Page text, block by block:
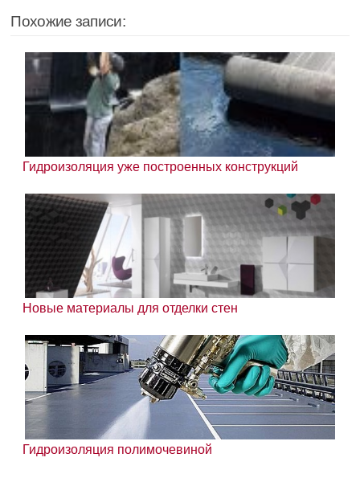
Похожие записи:
Гидроизоляция уже построенных конструкций
Новые материалы для отделки стен
Гидроизоляция полимочевиной